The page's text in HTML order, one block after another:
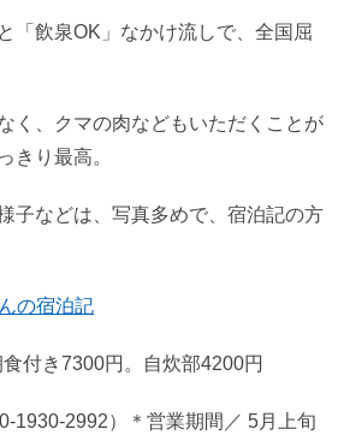
「飲泉OK」なかけ流しで、全国屈
く、クマの肉などもいただくことが
きり最高。
子などは、写真多めで、宿泊記の方
の宿泊記
付き7300円。自炊部4200円
1930-2992）＊営業期間／ 5月上旬